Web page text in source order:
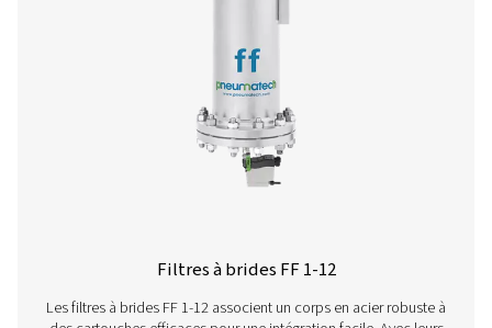
La gamme Ultimate 10-2550 associe une filtration de
en énergie à de faibles coûts d'exploitation. Sa
garantit une élimination efficace des aérosols d'huile,
des particules et une optimisation du débit d'air tout en
la norme ISO 8573-1:2010.